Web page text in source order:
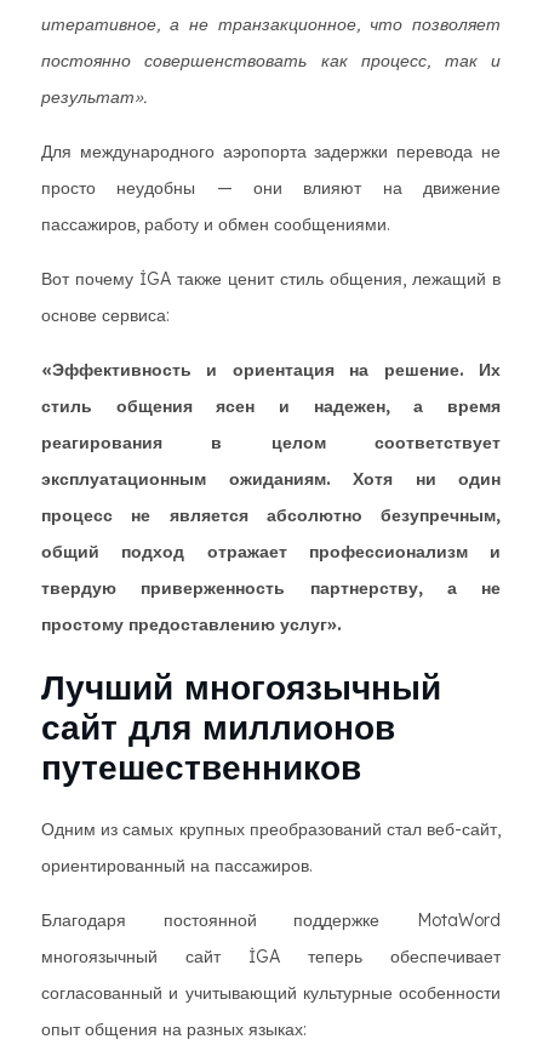
итеративное, а не транзакционное, что позволяет
постоянно совершенствовать как процесс, так и
результат».
Для международного аэропорта задержки перевода не
просто неудобны — они влияют на движение
пассажиров, работу и обмен сообщениями.
Вот почему İGA также ценит стиль общения, лежащий в
основе сервиса:
«Эффективность и ориентация на решение. Их
стиль общения ясен и надежен, а время
реагирования в целом соответствует
эксплуатационным ожиданиям. Хотя ни один
процесс не является абсолютно безупречным,
общий подход отражает профессионализм и
твердую приверженность партнерству, а не
простому предоставлению услуг».
Лучший многоязычный
сайт для миллионов
путешественников
Одним из самых крупных преобразований стал веб-сайт,
ориентированный на пассажиров.
Благодаря постоянной поддержке MotaWord
многоязычный сайт İGA теперь обеспечивает
согласованный и учитывающий культурные особенности
опыт общения на разных языках: